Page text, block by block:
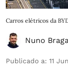
Carros elétricos da
Nuno Braga
Publicado a: 11